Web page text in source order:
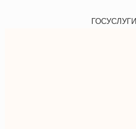
ГОСУСЛУГИ